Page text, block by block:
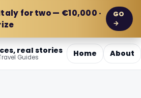
for two — €10,000 ·
GO
→
real stories
Guides Home About